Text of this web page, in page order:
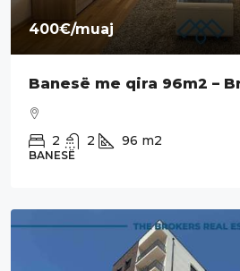
400€/muaj
Banesë me qira 96m2 –
2 2 96 m2
BANESË